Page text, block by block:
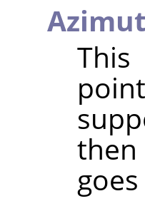
Azimut
then